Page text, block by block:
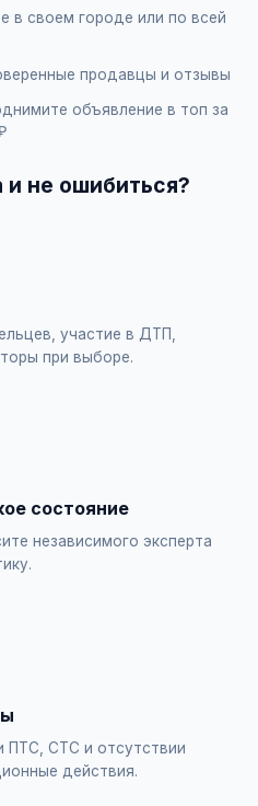
в своем городе или по всей
продавцы и отзывы
объявление в топ за
и не ошибиться?
участие в ДТП,
при выборе.
состояние
независимого эксперта
ПТС, СТС и отсутствии
действия.